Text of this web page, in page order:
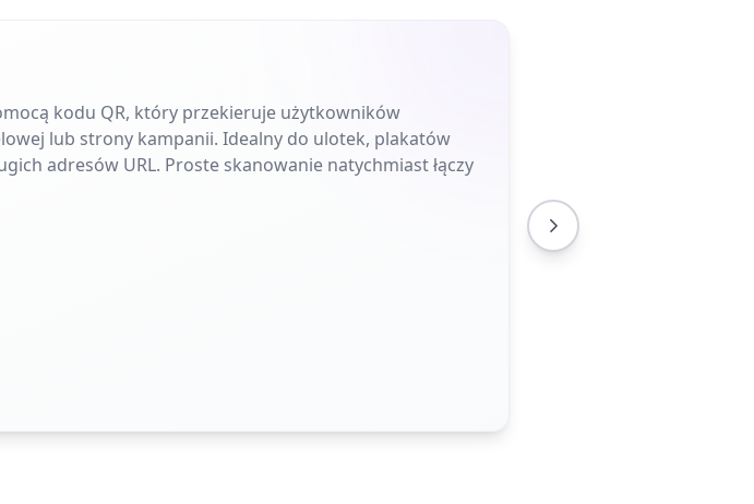
kodu QR, który przekieruje użytkowników
lub strony kampanii. Idealny do ulotek, plakatów
adresów URL. Proste skanowanie natychmiast łączy